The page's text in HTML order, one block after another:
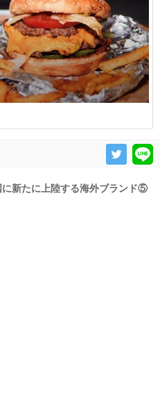
新たに上陸する海外ブランド⑤